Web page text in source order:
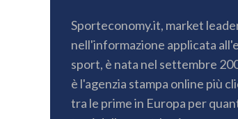
Sporteconomy.it, market
nell'informazione applicata
sport, è nata nel settembre
è l'agenzia stampa online più
tra le prime in Europa per